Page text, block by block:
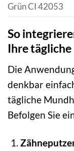
Grün CI 42053
So
Ihre
Die
denkbar
tägliche
Befolgen Sie